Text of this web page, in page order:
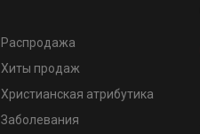
Распродажа
Хиты продаж
Христианская атрибутика
Заболевания